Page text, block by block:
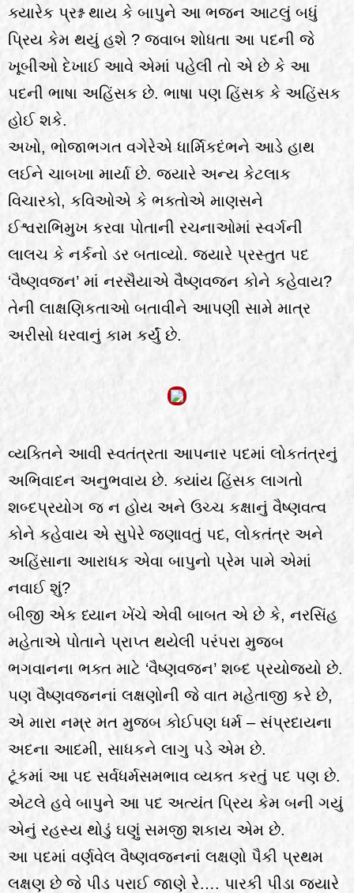
ક્યારેક પ્રશ્ન થાય કે બાપુને આ ભજન આટલું બધું
પ્રિય કેમ થયું હશે ? જવાબ શોધતા આ પદની જે
ખૂબીઓ દેખાઈ આવે એમાં પહેલી તો એ છે કે આ
પદની ભાષા અહિંસક છે. ભાષા પણ હિંસક કે અહિંસક
હોઈ શકે.
અખો, ભોજાભગત વગેરેએ ધાર્મિકદંભને આડે હાથ
લઈને ચાબખા માર્યા છે. જ્યારે અન્ય કેટલાક
વિચારકો, કવિઓએ કે ભક્તોએ માણસને
ઈશ્વરાભિમુખ કરવા પોતાની રચનાઓમાં સ્વર્ગની
લાલચ કે નર્કનો ડર બતાવ્યો. જ્યારે પ્રસ્તુત પદ
‘વૈષ્ણવજન’ માં નરસૈયાએ વૈષ્ણવજન કોને કહેવાય?
તેની લાક્ષણિકતાઓ બતાવીને આપણી સામે માત્ર
અરીસો ધરવાનું કામ કર્યું છે.
વ્યક્તિને આવી સ્વતંત્રતા આપનાર પદમાં લોકતંત્રનું
અભિવાદન અનુભવાય છે. ક્યાંય હિંસક લાગતો
શબ્દપ્રયોગ જ ન હોય અને ઉચ્ચ કક્ષાનું વૈષ્ણવત્વ
કોને કહેવાય એ સુપેરે જણાવતું પદ, લોકતંત્ર અને
અહિંસાના આરાધક એવા બાપુનો પ્રેમ પામે એમાં
નવાઈ શું?
બીજી એક ધ્યાન ખેંચે એવી બાબત એ છે કે, નરસિંહ
મહેતાએ પોતાને પ્રાપ્ત થયેલી પરંપરા મુજબ
ભગવાનના ભક્ત માટે ‘વૈષ્ણવજન’ શબ્દ પ્રયોજ્યો છે.
પણ વૈષ્ણવજનનાં લક્ષણોની જે વાત મહેતાજી કરે છે,
એ મારા નમ્ર મત મુજબ કોઈપણ ધર્મ – સંપ્રદાયના
અદના આદમી, સાધકને લાગુ પડે એમ છે.
ટૂંકમાં આ પદ સર્વધર્મસમભાવ વ્યક્ત કરતું પદ પણ છે.
એટલે હવે બાપુને આ પદ અત્યંત પ્રિય કેમ બની ગયું
એનું રહસ્ય થોડું ઘણું સમજી શકાય એમ છે.
આ પદમાં વર્ણવેલ વૈષ્ણવજનનાં લક્ષણો પૈકી પ્રથમ
લક્ષણ છે જે પીડ પરાઈ જાણે રે…. પારકી પીડા જ્યારે